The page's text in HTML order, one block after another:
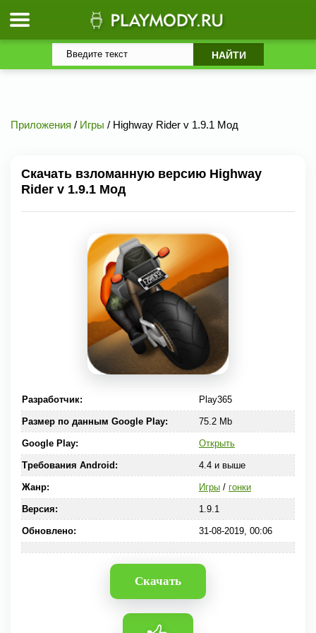
Приложения / Игры / Highway Rider v 1.9.1 Мод
Скачать взломанную версию Highway
Rider v 1.9.1 Мод
Разработчик: Play365
Размер по данным Google Play: 75.2 Mb
Google Play: Открыть
Требования Android: 4.4 и выше
Жанр: Игры/ гонки
Версия: 1.9.1
Обновлено: 31-08-2019, 00:06
Скачать